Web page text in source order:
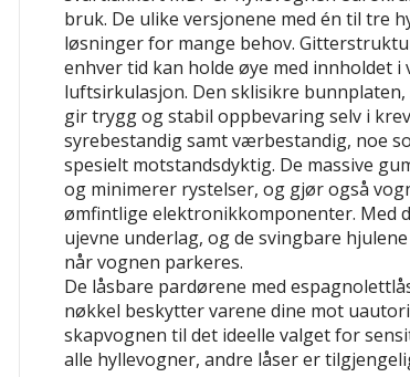
bruk. De ulike versjonene med én til tre
løsninger for mange behov.
enhver tid kan holde øye med innholdet
luftsirkulasjon. Den sklisikre
gir trygg og stabil oppbevaring selv i
syrebestandig samt værbestandig, noe
spesielt motstandsdyktig. De massive
og minimerer rystelser, og gjør også
ømfintlige elektronikkomponenter. Med
ujevne underlag, og de svingbare
når vognen parkeres.
De låsbare pardørene med
nøkkel beskytter varene dine mot
skapvognen til det ideelle valget for
alle hyllevogner, andre låser er